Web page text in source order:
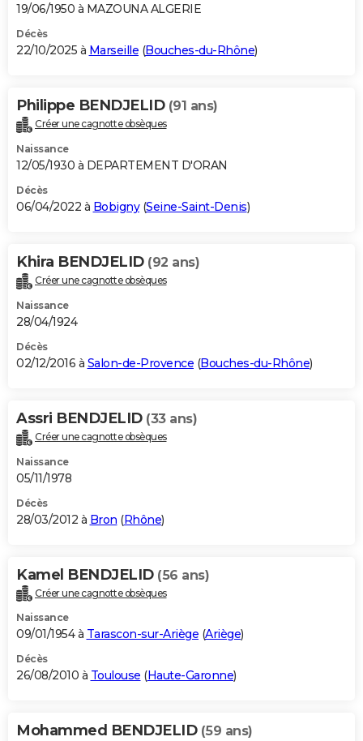
GUIDES D'ACHAT
BONS PLANS
Carte de Noël
Carte Bonne année
Carte Saint-Valentin
Carte Pâques
Carte d'anniversaire
DICTIONNAIRE
Dictionnaire
Biographies
Citations
Expressions
Proverbes
PROGRAMME TV
S'inscrire
Se connecter
Lycées
Collèges
Primaires
Universités
Entreprises
Service militaire
Avis de recherche
AVIS DE DÉCÈS
Bricolage
Lifestyle
Culture
Sport
Auto
Television
Voyage
Cinema
19/06/1950 à MAZOUNA ALGERIE
Décès
22/10/2025 à Marseille (Bouches-du-Rhône)
Philippe BENDJELID (91 ans)
Créer une cagnotte obsèques
Naissance
12/05/1930 à DEPARTEMENT D'ORAN
Décès
06/04/2022 à Bobigny(Seine-Saint-Denis)
Khira BENDJELID (92 ans)
Créer une cagnotte obsèques
Naissance
28/04/1924
Décès
02/12/2016 à Salon-de-Provence (Bouches-du-Rhône)
Assri BENDJELID (33 ans)
Créer une cagnotte obsèques
Naissance
05/11/1978
Décès
28/03/2012 à Bron (Rhône)
Kamel BENDJELID (56 ans)
Créer une cagnotte obsèques
Naissance
09/01/1954 à Tarascon-sur-Ariège (Ariège)
Décès
26/08/2010 à Toulouse (Haute-Garonne)
Mohammed BENDJELID (59 ans)